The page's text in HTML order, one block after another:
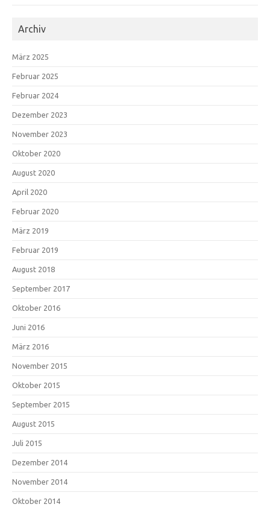
Archiv
März 2025
Februar 2025
Februar 2024
Dezember 2023
November 2023
Oktober 2020
August 2020
April 2020
Februar 2020
März 2019
Februar 2019
August 2018
September 2017
Oktober 2016
Juni 2016
März 2016
November 2015
Oktober 2015
September 2015
August 2015
Juli 2015
Dezember 2014
November 2014
Oktober 2014